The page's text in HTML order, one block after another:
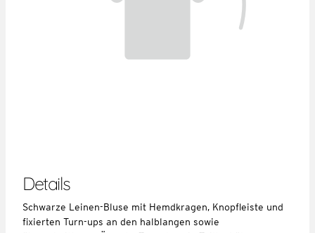
Details
Schwarze Leinen-Bluse mit Hemdkragen, Knopfleiste und
fixierten Turn-ups an den halblangen sowie